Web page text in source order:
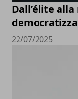
Dall’élite
22/07/2025